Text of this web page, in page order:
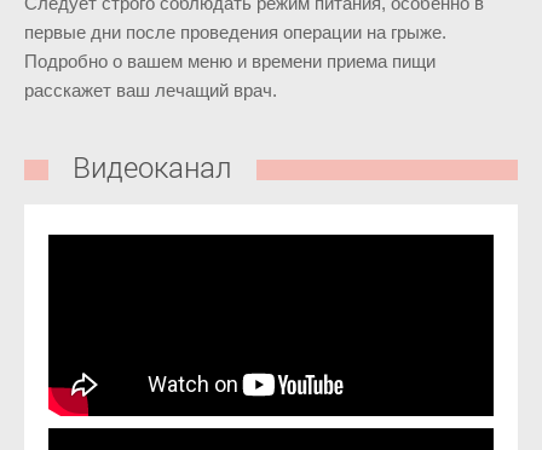
первые дни после проведения операции на грыже.
Подробно о вашем меню и времени приема пищи
расскажет ваш лечащий врач.
Видеоканал